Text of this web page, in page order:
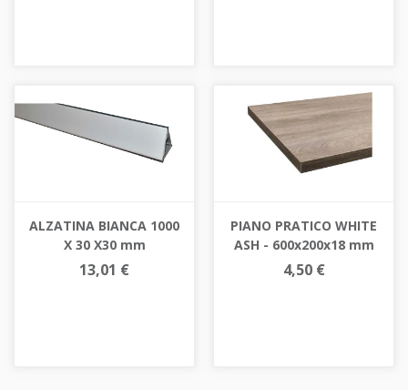
ALZATINA BIANCA 1000
X 30 X30 mm
13,01 €
PIANO PRATICO WHITE
ASH - 600x200x18 mm
4,50 €